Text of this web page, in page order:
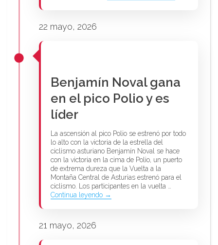
22 mayo, 2026
Benjamín Noval gana
en el pico Polio y es
líder
La ascensión al pico Polio se estrenó por todo
lo alto con la victoria de la estrella del
ciclismo asturiano Benjamín Noval se hace
con la victoria en la cima de Polio, un puerto
de extrema dureza que la Vuelta a la
Montaña Central de Asturias estrenó para el
ciclismo. Los participantes en la vuelta …
Continua leyendo →
21 mayo, 2026